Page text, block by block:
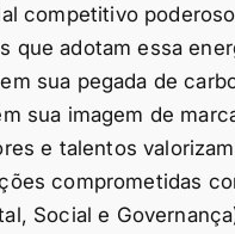
competitivo
que adotam essa
sua pegada de
sua imagem de
e talentos
comprometidas
Social e